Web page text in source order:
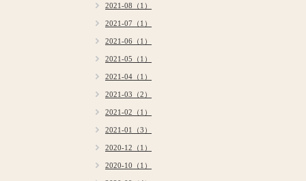
2021-08（1）
2021-07（1）
2021-06（1）
2021-05（1）
2021-04（1）
2021-03（2）
2021-02（1）
2021-01（3）
2020-12（1）
2020-10（1）